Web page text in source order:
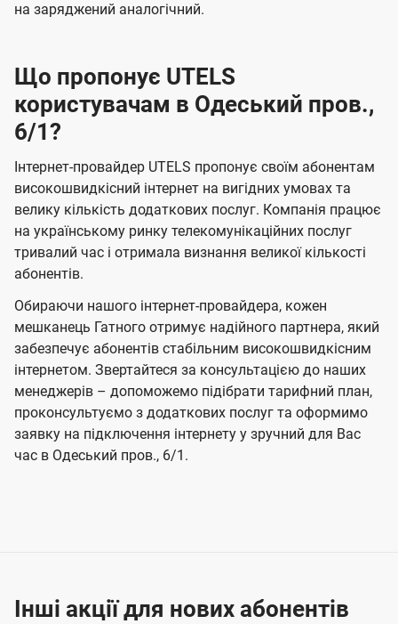
на заряджений аналогічний.
Що пропонує UTELS
користувачам в Одеський пров.,
6/1?
Інтернет-провайдер UTELS пропонує своїм абонентам
високошвидкісний інтернет на вигідних умовах та
велику кількість додаткових послуг. Компанія працює
на українському ринку телекомунікаційних послуг
тривалий час і отримала визнання великої кількості
абонентів.
Обираючи нашого інтернет-провайдера, кожен
мешканець Гатного отримує надійного партнера, який
забезпечує абонентів стабільним високошвидкісним
інтернетом. Звертайтеся за консультацією до наших
менеджерів – допоможемо підібрати тарифний план,
проконсультуємо з додаткових послуг та оформимо
заявку на підключення інтернету у зручний для Вас
час в Одеський пров., 6/1.
Інші акції для нових абонентів